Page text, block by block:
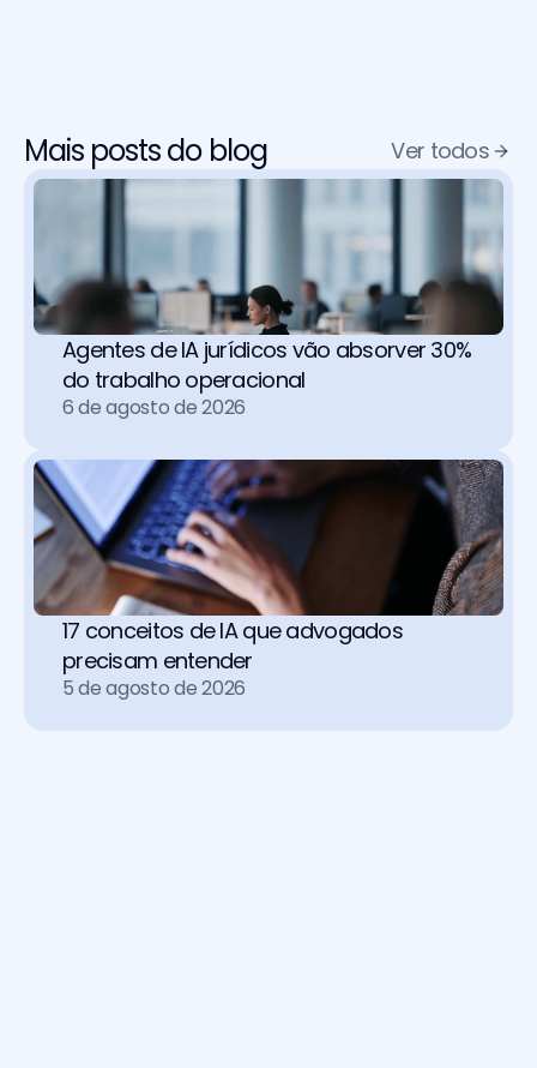
Mais posts do blog Ver todos
Agentes de IA jurídicos vão absorver 30%
do trabalho operacional
6 de agosto de 2026
17 conceitos de IA que advogados
precisam entender
5 de agosto de 2026